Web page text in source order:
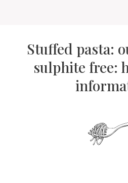
Stuffed pasta:
sulphite free: